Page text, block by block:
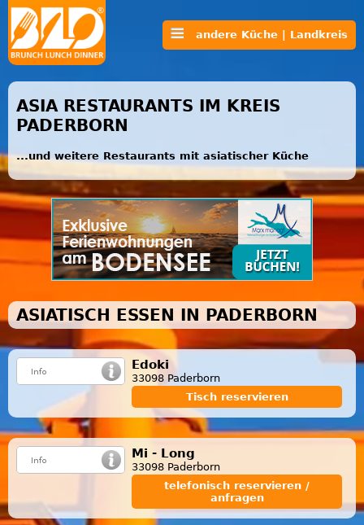
andere Küche | Landkreis
ASIA RESTAURANTS IM KREIS
PADERBORN
...und weitere Restaurants mit asiatischer Küche
ASIATISCH ESSEN IN PADERBORN
Edoki
33098 Paderborn
Tisch reservieren
Mi - Long
33098 Paderborn
telefonisch reservieren /
anfragen